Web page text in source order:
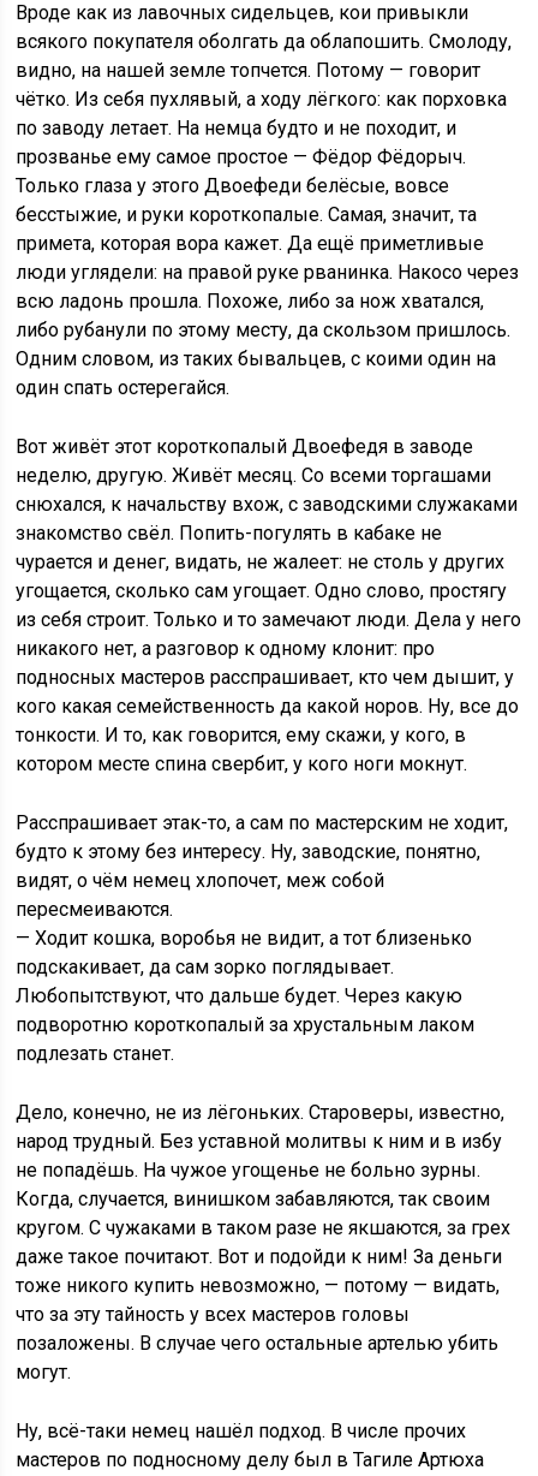
Вроде как из лавочных сидельцев, кои привыкли
всякого покупателя оболгать да облапошить. Смолоду,
видно, на нашей земле топчется. Потому — говорит
чётко. Из себя пухлявый, а ходу лёгкого: как порховка
по заводу летает. На немца будто и не походит, и
прозванье ему самое простое — Фёдор Фёдорыч.
Только глаза у этого Двоефеди белёсые, вовсе
бесстыжие, и руки короткопалые. Самая, значит, та
примета, которая вора кажет. Да ещё приметливые
люди углядели: на правой руке рванинка. Накосо через
всю ладонь прошла. Похоже, либо за нож хватался,
либо рубанули по этому месту, да скользом пришлось.
Одним словом, из таких бывальцев, с коими один на
один спать остерегайся.
Вот живёт этот короткопалый Двоефедя в заводе
неделю, другую. Живёт месяц. Со всеми торгашами
снюхался, к начальству вхож, с заводскими служаками
знакомство свёл. Попить-погулять в кабаке не
чурается и денег, видать, не жалеет: не столь у других
угощается, сколько сам угощает. Одно слово, простягу
из себя строит. Только и то замечают люди. Дела у него
никакого нет, а разговор к одному клонит: про
подносных мастеров расспрашивает, кто чем дышит, у
кого какая семейственность да какой норов. Ну, все до
тонкости. И то, как говорится, ему скажи, у кого, в
котором месте спина свербит, у кого ноги мокнут.
Расспрашивает этак-то, а сам по мастерским не ходит,
будто к этому без интересу. Ну, заводские, понятно,
видят, о чём немец хлопочет, меж собой
пересмеиваются.
— Ходит кошка, воробья не видит, а тот близенько
подскакивает, да сам зорко поглядывает.
Любопытствуют, что дальше будет. Через какую
подворотню короткопалый за хрустальным лаком
подлезать станет.
Дело, конечно, не из лёгоньких. Староверы, известно,
народ трудный. Без уставной молитвы к ним и в избу
не попадёшь. На чужое угощенье не больно зурны.
Когда, случается, винишком забавляются, так своим
кругом. С чужаками в таком разе не якшаются, за грех
даже такое почитают. Вот и подойди к ним! За деньги
тоже никого купить невозможно, — потому — видать,
что за эту тайность у всех мастеров головы
позаложены. В случае чего остальные артелью убить
могут.
Ну, всё-таки немец нашёл подход. В числе прочих
мастеров по подносному делу был в Тагиле Артюха